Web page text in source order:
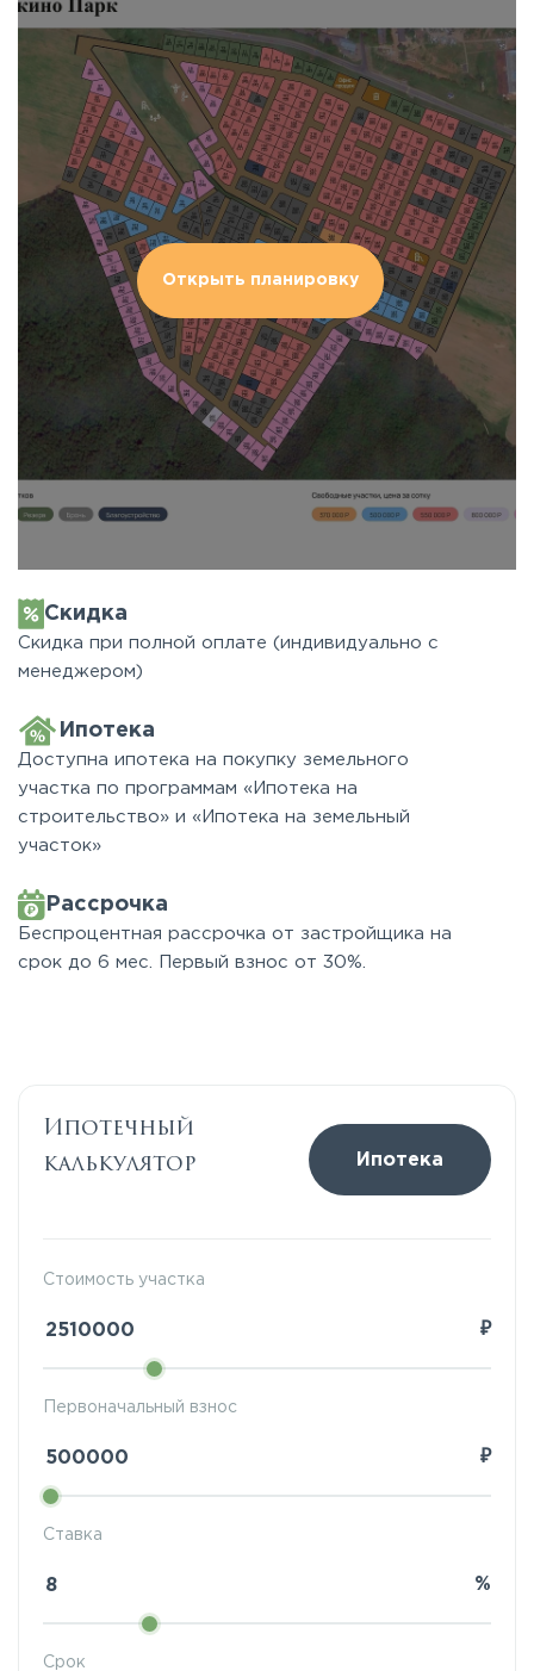
Открыть планировку
Скидка
Скидка при полной оплате (индивидуально с
менеджером)
Ипотека
Доступна ипотека на покупку земельного
участка по программам «Ипотека на
строительство» и «Ипотека на земельный
участок»
Рассрочка
Беспроцентная рассрочка от застройщика на
срок до 6 мес. Первый взнос от 30%.
Ипотечный
калькулятор
Ипотека
Стоимость участка
₽
Ставка
%
Первоначальный взнос
₽
Срок